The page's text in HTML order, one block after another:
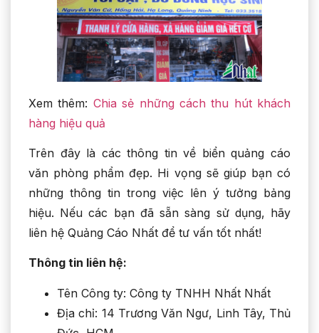
Xem thêm: Chia sẻ những cách thu hút khách
hàng hiệu quả
Trên đây là các thông tin về biển quảng cáo
văn phòng phẩm đẹp. Hi vọng sẽ giúp bạn có
những thông tin trong việc lên ý tưởng bảng
hiệu. Nếu các bạn đã sẵn sàng sử dụng, hãy
liên hệ Quảng Cáo Nhất để tư vấn tốt nhất!
Thông tin liên hệ:
Tên Công ty: Công ty TNHH Nhất Nhất
Địa chỉ: 14 Trương Văn Ngư, Linh Tây, Thủ